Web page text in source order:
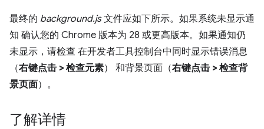
最终的 background.js文件应如下所示。 如果系统未显示通
知 确认您的 Chrome 版本为 28 或更高版本。如果通知仍
未显示，请检查 在开发者工具控制台中同时显示错误消息
（右键点击 > 检查元素） 和背景页面（右键点击 > 检查背
景页面）。
了解详情